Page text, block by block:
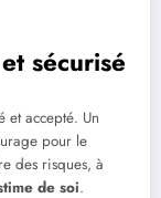
sécurisé
et accepté. Un
pour le
des risques, à
de soi.